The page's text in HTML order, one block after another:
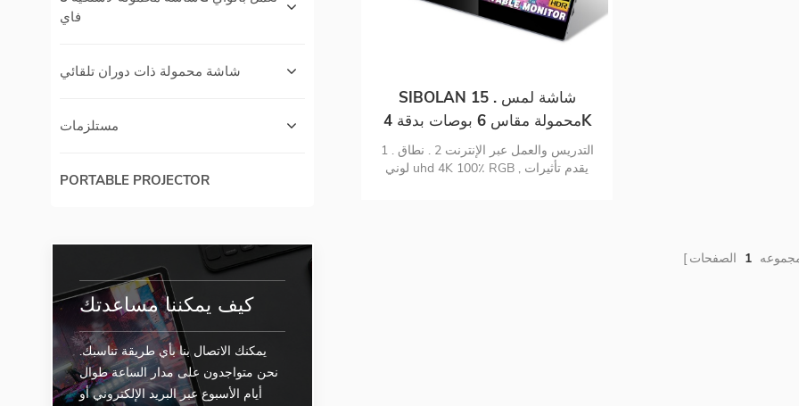
SIBOLAN 15 . شاشة لمس
محمولة مقاس 6 بوصات بدقة 4K
1 . التدريس والعمل عبر الإنترنت 2 . نطاق
لوني uhd 4K 100٪ RGB , يقدم تأثيرات
1 الصفحات
فاي
شاشة محمولة ذات دوران تلقائي
مستلزمات
PORTABLE PROJECTOR
كيف يمكننا مساعدتك
يمكنك الاتصال بنا بأي طريقة تناسبك.
نحن متواجدون على مدار الساعة طوال
أيام الأسبوع عبر البريد الإلكتروني أو